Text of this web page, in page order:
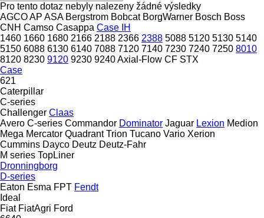
Pro tento dotaz nebyly nalezeny žádné výsledky
AGCOAP ASA Bergstrom Bobcat BorgWarner Bosch Boss
CNH Camso Casappa Case IH
1460 1660 1680 2166 2188 2366 2388 5088 5120 5130 5140
5150 6088 6130 6140 7088 7120 7140 7230 7240 7250 8010
8120 8230 9120 9230 9240Axial-Flow CF STX
Case
621
Caterpillar
C-series
Challenger Claas
Avero C-series Commandor Dominator Jaguar Lexion Medion
Mega Mercator Quadrant Trion Tucano Vario Xerion
Cummins Dayco Deutz Deutz-Fahr
M series TopLiner
Dronningborg
D-series
Eaton Esma FPT Fendt
Ideal
Fiat FiatAgri Ford